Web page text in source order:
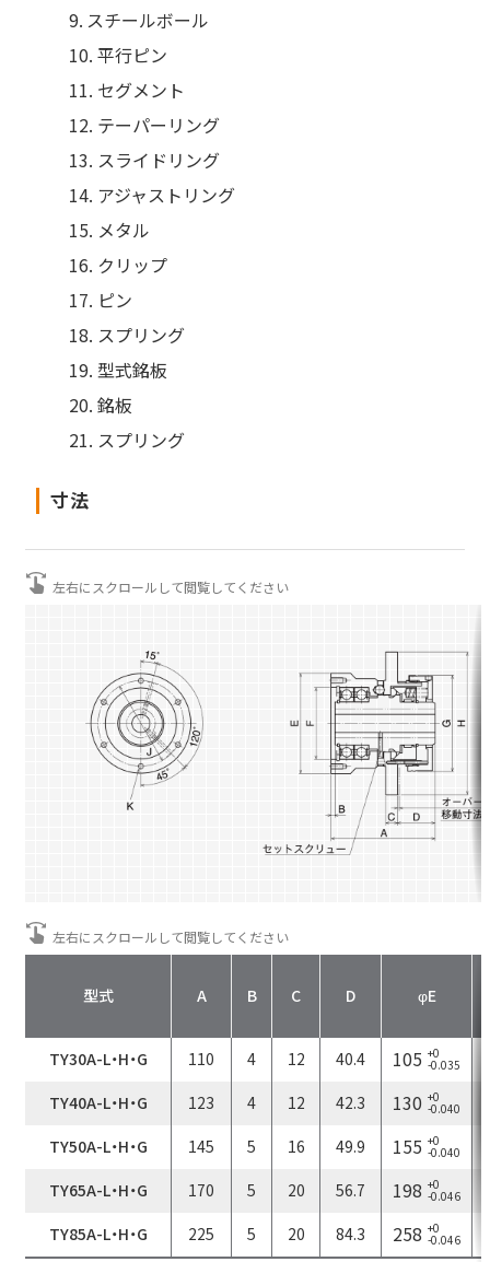
Close
スチールボール
平行ピン
セグメント
テーパーリング
スライドリング
アジャストリング
メタル
クリップ
ピン
スプリング
型式銘板
銘板
スプリング
寸法
型式 A B C D φE
TY30A-L・H・G 110 4 12 40.4 105 +0
-0.035
TY40A-L・H・G 123 4 12 42.3 130 +0
-0.040
TY50A-L・H・G 145 5 16 49.9 155 +0
-0.040
TY65A-L・H・G 170 5 20 56.7 198 +0
-0.046
TY85A-L・H・G 225 5 20 84.3 258 +0
-0.046